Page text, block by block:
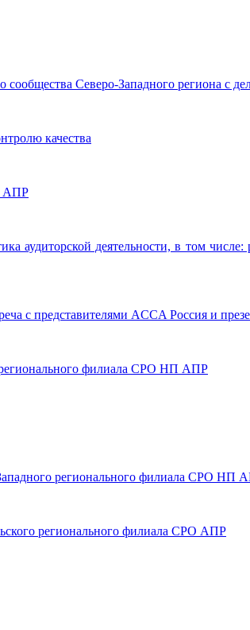
сообщества Северо-Западного региона с
качества
АПР
аудиторской деятельности, в том
с представителями ACCA Россия и
регионального филиала СРО НП АПР
Западного регионального филиала СРО НП
регионального филиала СРО АПР